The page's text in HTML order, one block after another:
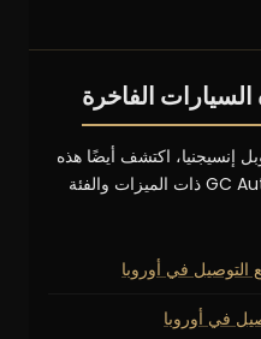
الفاخرة
إنسيجنيا، اكتشف أيضًا هذه
الطرازات من أسطول سيارات GC Auto ذات الميزات والفئة
في أوروبا